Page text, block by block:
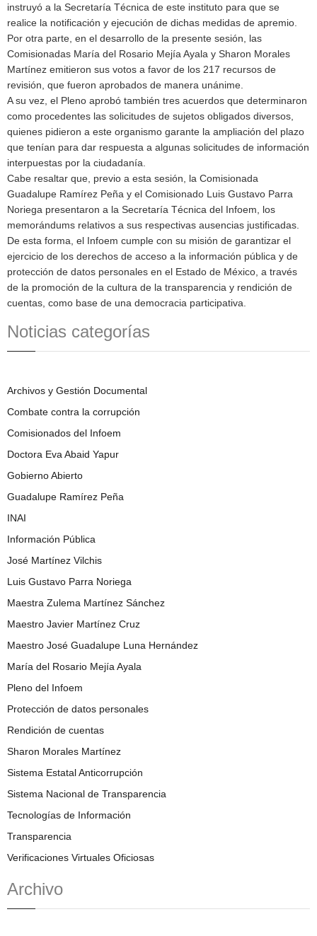
instruyó a la Secretaría Técnica de este instituto para que se
realice la notificación y ejecución de dichas medidas de apremio.
Por otra parte, en el desarrollo de la presente sesión, las
Comisionadas María del Rosario Mejía Ayala y Sharon Morales
Martínez emitieron sus votos a favor de los 217 recursos de
revisión, que fueron aprobados de manera unánime.
A su vez, el Pleno aprobó también tres acuerdos que determinaron
como procedentes las solicitudes de sujetos obligados diversos,
quienes pidieron a este organismo garante la ampliación del plazo
que tenían para dar respuesta a algunas solicitudes de información
interpuestas por la ciudadanía.
Cabe resaltar que, previo a esta sesión, la Comisionada
Guadalupe Ramírez Peña y el Comisionado Luis Gustavo Parra
Noriega presentaron a la Secretaría Técnica del Infoem, los
memorándums relativos a sus respectivas ausencias justificadas.
De esta forma, el Infoem cumple con su misión de garantizar el
ejercicio de los derechos de acceso a la información pública y de
protección de datos personales en el Estado de México, a través
de la promoción de la cultura de la transparencia y rendición de
cuentas, como base de una democracia participativa.
Noticias categorías
Archivos y Gestión Documental
Combate contra la corrupción
Comisionados del Infoem
Doctora Eva Abaid Yapur
Gobierno Abierto
Guadalupe Ramírez Peña
INAI
Información Pública
José Martínez Vilchis
Luis Gustavo Parra Noriega
Maestra Zulema Martínez Sánchez
Maestro Javier Martínez Cruz
Maestro José Guadalupe Luna Hernández
María del Rosario Mejía Ayala
Pleno del Infoem
Protección de datos personales
Rendición de cuentas
Sharon Morales Martínez
Sistema Estatal Anticorrupción
Sistema Nacional de Transparencia
Tecnologías de Información
Transparencia
Verificaciones Virtuales Oficiosas
Archivo